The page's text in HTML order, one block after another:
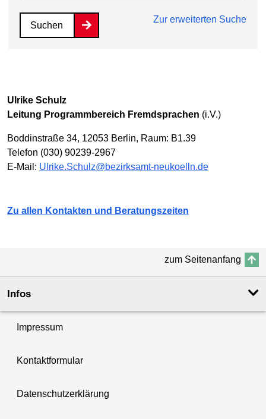
Suchen
Zur erweiterten Suche
Ulrike Schulz
Leitung Programmbereich Fremdsprachen (i.V.)
Boddinstraße 34, 12053 Berlin, Raum: B1.39
Telefon (030) 90239-2967
E-Mail: Ulrike.Schulz@bezirksamt-neukoelln.de
Zu allen Kontakten und Beratungszeiten
zum Seitenanfang
Infos
Impressum
Kontaktformular
Datenschutzerklärung